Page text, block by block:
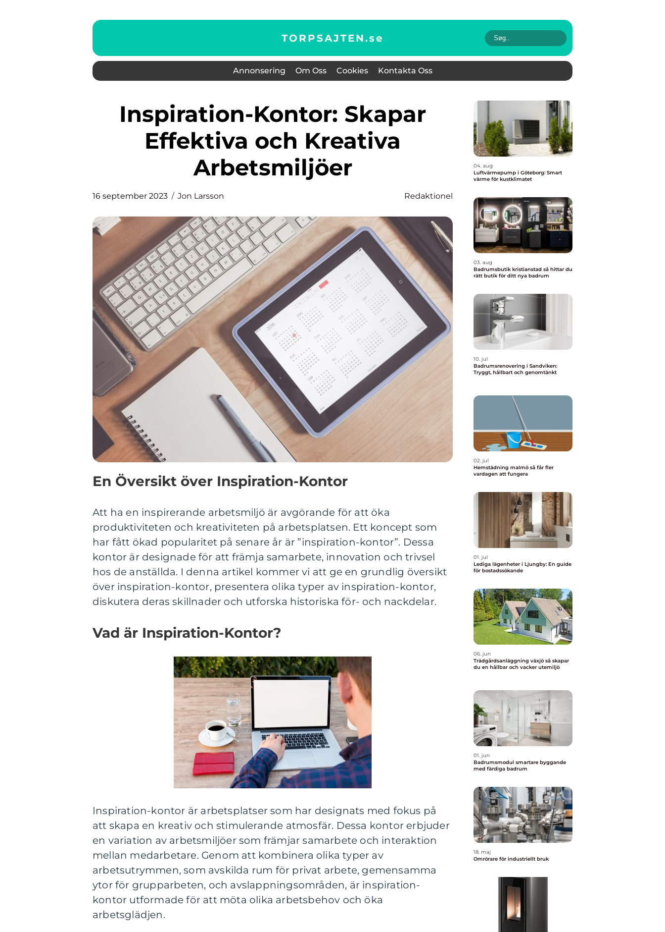
TORPSAJTEN.se
Annonsering Om Oss Cookies Kontakta Oss
Inspiration-Kontor: Skapar
Effektiva och Kreativa
Arbetsmiljöer
16 september 2023 Jon Larsson Redaktionel
En Översikt över Inspiration-Kontor
Att ha en inspirerande arbetsmiljö är avgörande för att öka
produktiviteten och kreativiteten på arbetsplatsen. Ett koncept som
har fått ökad popularitet på senare år är ”inspiration-kontor”. Dessa
kontor är designade för att främja samarbete, innovation och trivsel
hos de anställda. I denna artikel kommer vi att ge en grundlig översikt
över inspiration-kontor, presentera olika typer av inspiration-kontor,
diskutera deras skillnader och utforska historiska för- och nackdelar.
Vad är Inspiration-Kontor?
Inspiration-kontor är arbetsplatser som har designats med fokus på
att skapa en kreativ och stimulerande atmosfär. Dessa kontor erbjuder
en variation av arbetsmiljöer som främjar samarbete och interaktion
mellan medarbetare. Genom att kombinera olika typer av
arbetsutrymmen, som avskilda rum för privat arbete, gemensamma
ytor för grupparbeten, och avslappningsområden, är inspiration-
kontor utformade för att möta olika arbetsbehov och öka
arbetsglädjen.
04. aug
Luftvärmepump i Göteborg: Smart
värme för kustklimatet
03. aug
Badrumsbutik kristianstad så hittar du
rätt butik för ditt nya badrum
10. jul
Badrumsrenovering i Sandviken:
Tryggt, hållbart och genomtänkt
02. jul
Hemstädning malmö så får fler
vardagen att fungera
01. jul
Lediga lägenheter i Ljungby: En guide
för bostadssökande
06. jun
Trädgårdsanläggning växjö så skapar
du en hållbar och vacker utemiljö
01. jun
Badrumsmodul smartare byggande
med färdiga badrum
18. maj
Omrörare för industriellt bruk